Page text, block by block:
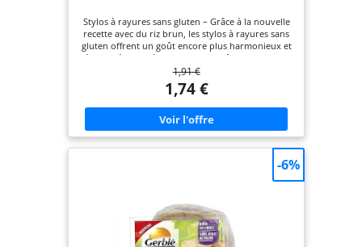
Stylos à rayures sans gluten – Grâce à la nouvelle
recette avec du riz brun, les stylos à rayures sans
gluten offrent un goût encore plus harmonieux et
équilibré Caractéristiques - Une pâte sans gluten
au goût délicat et équilibré, bonne comme la
Barilla de toujours. Temps de cuisson : 9 minutes
Ingrédients : pâte sans gluten de maïs blanc, maïs
jaune et riz brun, de texture toujours à la dent. La
portion recommandée pour un adulte moyen est
de 80 à 85 g Idéales avec : elles épousent la coupe
oblique traditionnelle « à plume » avec un goût
délicates BARILLA - Une entreprise italienne de
famille qui cultive la passion pour les pâtes depuis
sûres et contribuent à une alimentation équilibrée
sur votre table
1,91 €
1,74 €
-6%